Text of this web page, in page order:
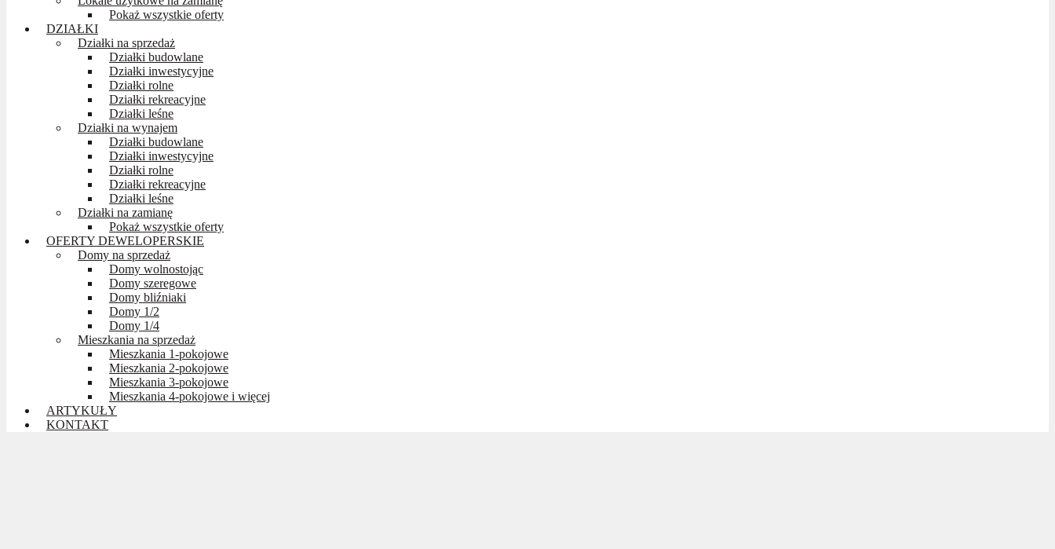
Pokaż wszystkie oferty
DZIAŁKI
Działki na sprzedaż
Działki budowlane
Działki inwestycyjne
Działki rolne
Działki rekreacyjne
Działki leśne
Działki na wynajem
Działki budowlane
Działki inwestycyjne
Działki rolne
Działki rekreacyjne
Działki leśne
Działki na zamianę
Pokaż wszystkie oferty
OFERTY DEWELOPERSKIE
Domy na sprzedaż
Domy wolnostojąc
Domy szeregowe
Domy bliźniaki
Domy 1/2
Domy 1/4
Mieszkania na sprzedaż
Mieszkania 1-pokojowe
Mieszkania 2-pokojowe
Mieszkania 3-pokojowe
Mieszkania 4-pokojowe i więcej
ARTYKUŁY
KONTAKT